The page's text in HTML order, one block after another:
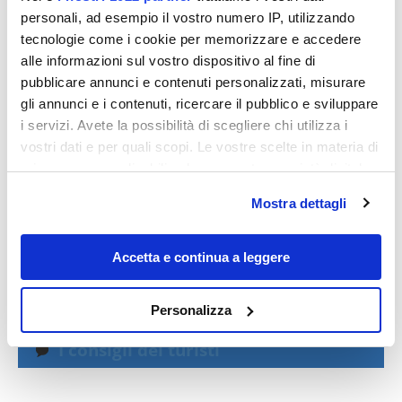
personali, ad esempio il vostro numero IP, utilizzando
tecnologie come i cookie per memorizzare e accedere
alle informazioni sul vostro dispositivo al fine di
pubblicare annunci e contenuti personalizzati, misurare
gli annunci e i contenuti, ricercare il pubblico e sviluppare
i servizi. Avete la possibilità di scegliere chi utilizza i
vostri dati e per quali scopi. Le vostre scelte in materia di
privacy sono applicabili solo su questa proprietà digitale
modificare o revocare il proprio consenso in qualsiasi
momento dalla Dichiarazione sui cookie o facendo clic
sull'icona di attivazione della privacy.
raccogliere informazioni sulla tua posizione
geografica, con un'approssimazione di qualche
metro,
Mostra dettagli
Accetta e continua a leggere
Personalizza
PAESI BASSI: ITINERARI DI VIAGGIO
Flavia Pariciani
I consigli dei turisti